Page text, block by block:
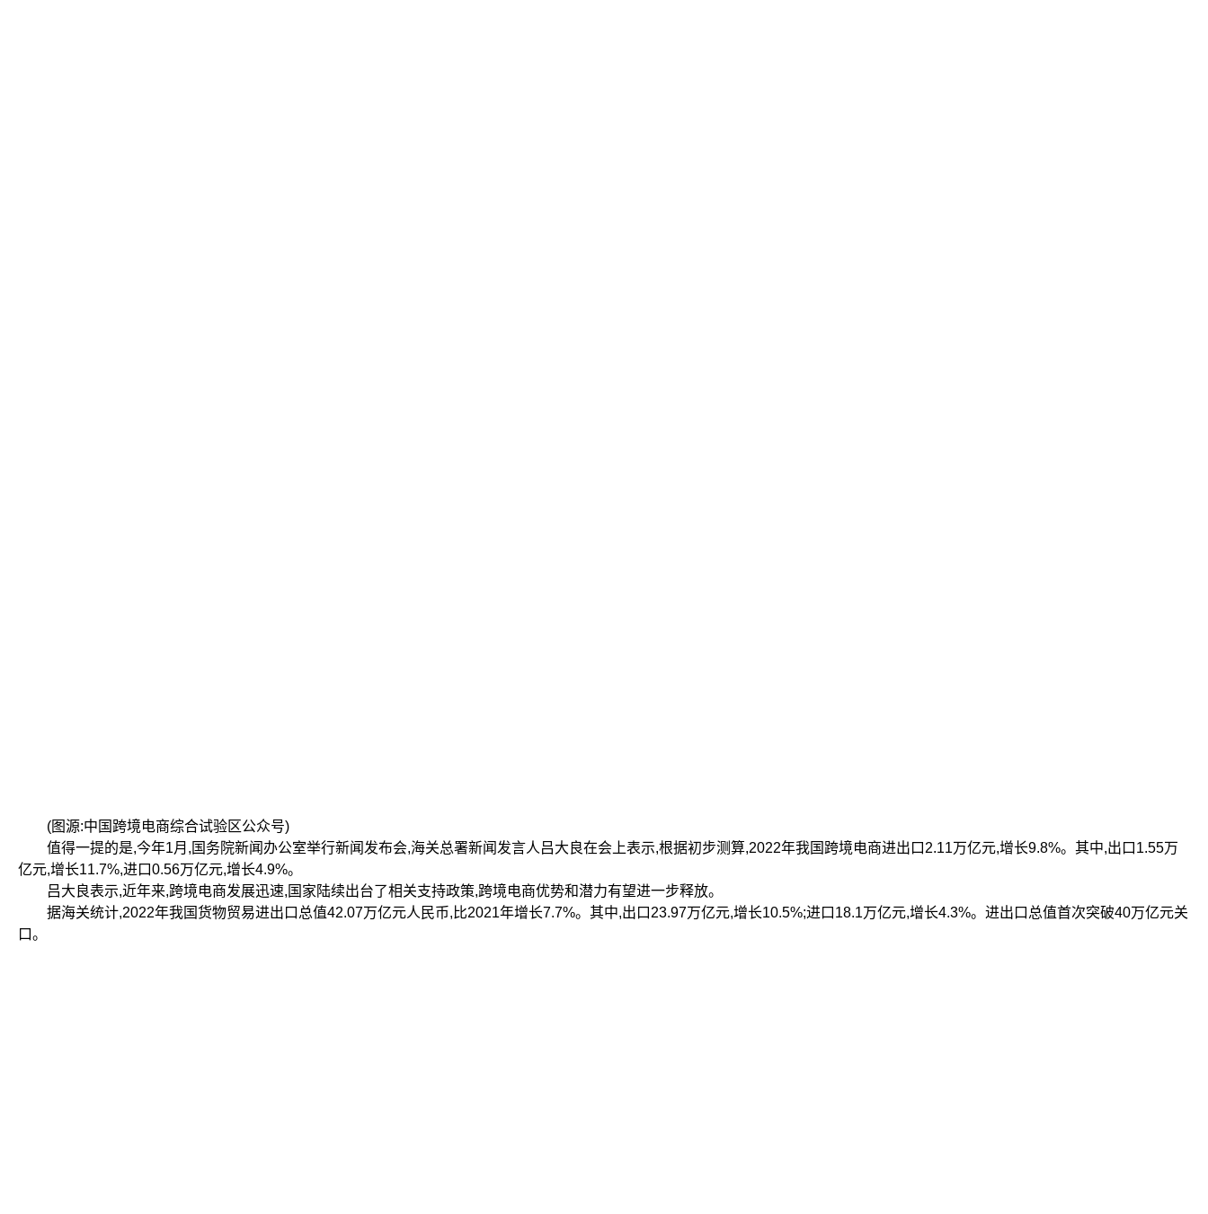
(图源:中国跨境电商综合试验区公众号)
值得一提的是,今年1月,国务院新闻办公室举行新闻发布会,海关总署新闻发言人吕大良在会上表示,根据初步测算,2022年我国跨境电商进出口2.11万亿元,增长9.8%。其中,出口1.55万
亿元,增长11.7%,进口0.56万亿元,增长4.9%。
吕大良表示,近年来,跨境电商发展迅速,国家陆续出台了相关支持政策,跨境电商优势和潜力有望进一步释放。
据海关统计,2022年我国货物贸易进出口总值42.07万亿元人民币,比2021年增长7.7%。其中,出口23.97万亿元,增长10.5%;进口18.1万亿元,增长4.3%。进出口总值首次突破40万亿元关
口。